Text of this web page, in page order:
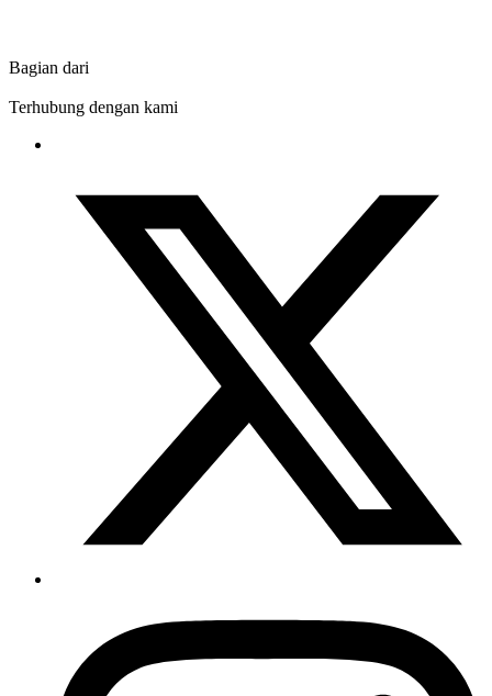
Bagian dari
Terhubung dengan kami